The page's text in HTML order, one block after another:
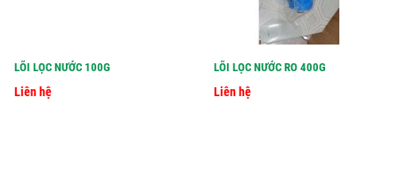
LÕI LỌC NƯỚC 100G
Liên hệ
LÕI LỌC NƯỚC RO 400G
Liên hệ